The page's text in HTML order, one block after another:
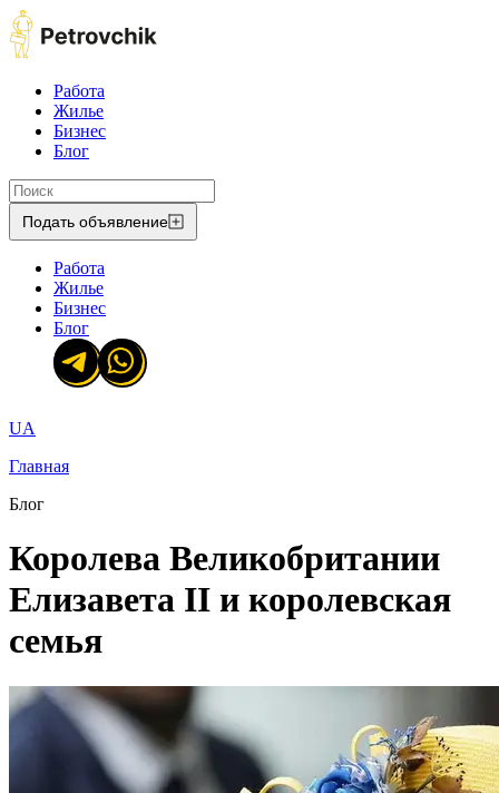
Работа
Жилье
Бизнес
Блог
Подать объявление
Работа
Жилье
Бизнес
Блог
UA
Главная
Блог
Королева Великобритании
Елизавета II и королевская
семья